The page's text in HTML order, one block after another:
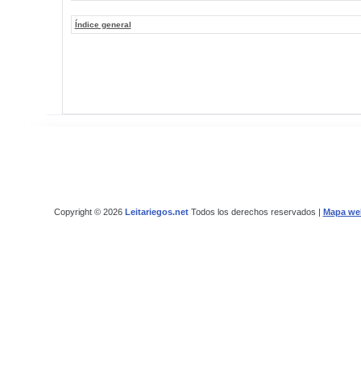
Índice general
Copyright © 2026 Leitariegos.netTodos los derechos reservados | Mapa